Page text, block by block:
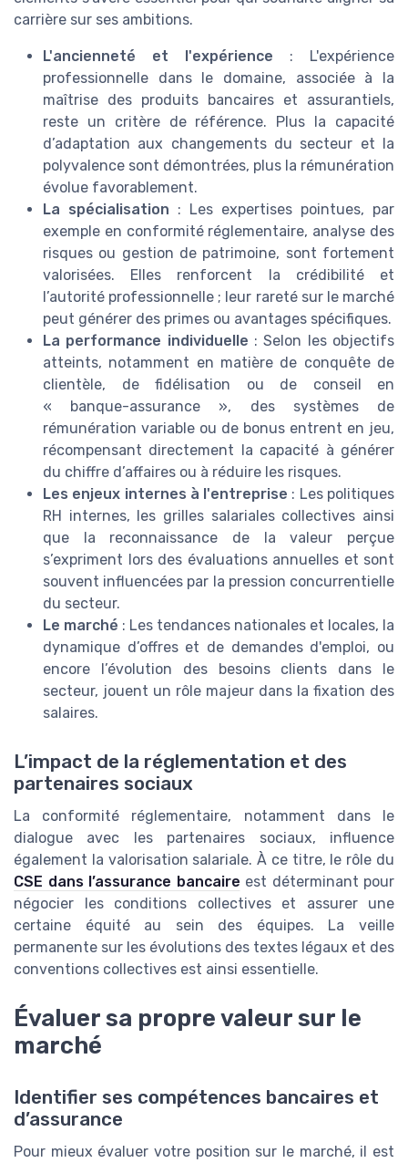
carrière sur ses ambitions.
L'ancienneté et l'expérience : L'expérience
professionnelle dans le domaine, associée à la
maîtrise des produits bancaires et assurantiels,
reste un critère de référence. Plus la capacité
d’adaptation aux changements du secteur et la
polyvalence sont démontrées, plus la rémunération
évolue favorablement.
La spécialisation : Les expertises pointues, par
exemple en conformité réglementaire, analyse des
risques ou gestion de patrimoine, sont fortement
valorisées. Elles renforcent la crédibilité et
l’autorité professionnelle ; leur rareté sur le marché
peut générer des primes ou avantages spécifiques.
La performance individuelle : Selon les objectifs
atteints, notamment en matière de conquête de
clientèle, de fidélisation ou de conseil en
« banque-assurance », des systèmes de
rémunération variable ou de bonus entrent en jeu,
récompensant directement la capacité à générer
du chiffre d’affaires ou à réduire les risques.
Les enjeux internes à l'entreprise : Les politiques
RH internes, les grilles salariales collectives ainsi
que la reconnaissance de la valeur perçue
s’expriment lors des évaluations annuelles et sont
souvent influencées par la pression concurrentielle
du secteur.
Le marché : Les tendances nationales et locales, la
dynamique d’offres et de demandes d'emploi, ou
encore l’évolution des besoins clients dans le
secteur, jouent un rôle majeur dans la fixation des
salaires.
L’impact de la réglementation et des
partenaires sociaux
La conformité réglementaire, notamment dans le
dialogue avec les partenaires sociaux, influence
également la valorisation salariale. À ce titre, le rôle du
CSE dans l’assurance bancaire est déterminant pour
négocier les conditions collectives et assurer une
certaine équité au sein des équipes. La veille
permanente sur les évolutions des textes légaux et des
conventions collectives est ainsi essentielle.
Évaluer sa propre valeur sur le
marché
Identifier ses compétences bancaires et
d’assurance
Pour mieux évaluer votre position sur le marché, il est